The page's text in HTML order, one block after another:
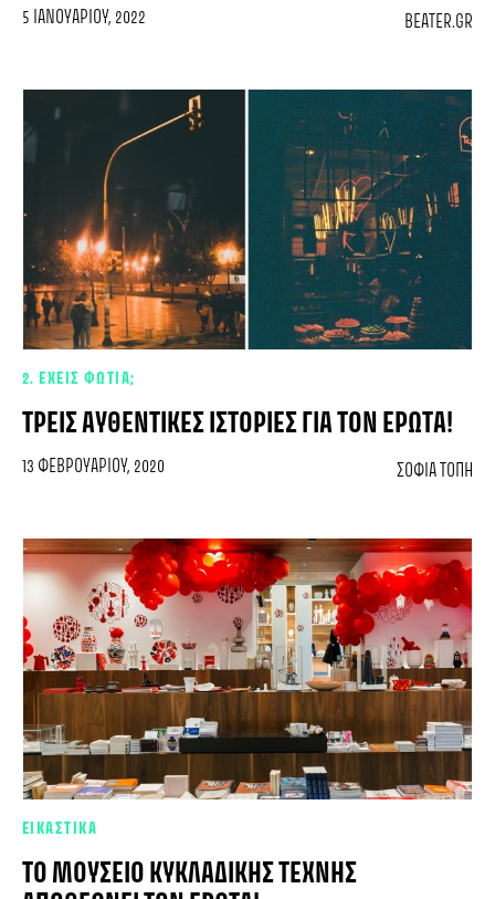
5 ΙΑΝΟΥΑΡΊΟΥ, 2022 BEATER.GR
2. ΕΧΕΙΣ ΦΩΤΙΑ;
ΤΡΕΙΣ ΑΥΘΕΝΤΙΚΈΣ ΙΣΤΟΡΊΕΣ ΓΙΑ ΤΟΝ ΈΡΩΤΑ!
13 ΦΕΒΡΟΥΑΡΊΟΥ, 2020 ΣΟΦΊΑ ΤΌΠΗ
ΕΙΚΑΣΤΙΚΑ
ΤΟ ΜΟΥΣΕΊΟ ΚΥΚΛΑΔΙΚΉΣ ΤΈΧΝΗΣ